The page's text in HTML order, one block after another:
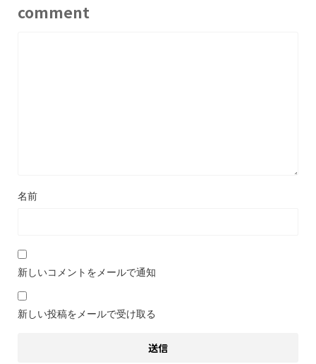
comment
名前
新しいコメントをメールで通知
新しい投稿をメールで受け取る